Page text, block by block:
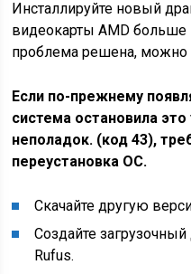
Инсталлируйте новый
видеокарты AMD больше
проблема решена, можно
Если по-прежнему
система остановила это
неполадок. (код 43),
переустановка ОС.
Скачайте другую
Создайте
Rufus.